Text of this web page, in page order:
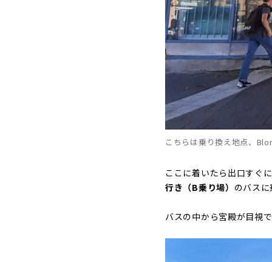
こちらは乗り換え地点、
ここに着いたら出口すぐ
行き（B乗り場） のバス
バスの中から宮殿が目視